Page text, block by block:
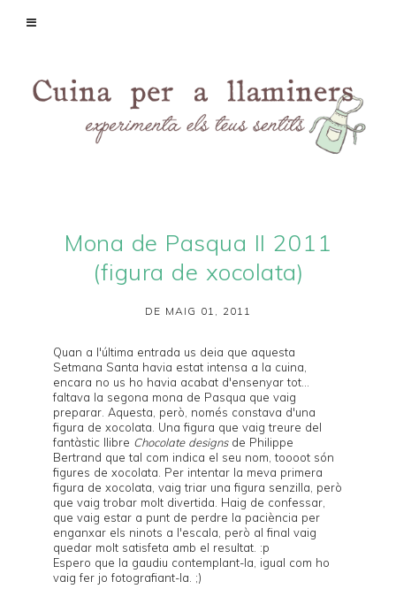
Mona de Pasqua II 2011
(figura de xocolata)
DE MAIG 01, 2011
Quan a l'última entrada us deia que aquesta
Setmana Santa havia estat intensa a la cuina,
encara no us ho havia acabat d'ensenyar tot...
faltava la segona mona de Pasqua que vaig
preparar. Aquesta, però, només constava d'una
figura de xocolata. Una figura que vaig treure del
fantàstic llibre Chocolate designsde Philippe
Bertrand que tal com indica el seu nom, toooot són
figures de xocolata. Per intentar la meva primera
figura de xocolata, vaig triar una figura senzilla, però
que vaig trobar molt divertida. Haig de confessar,
que vaig estar a punt de perdre la paciència per
enganxar els ninots a l'escala, però al final vaig
quedar molt satisfeta amb el resultat. :p
Espero que la gaudiu contemplant-la, igual com ho
vaig fer jo fotografiant-la. ;)